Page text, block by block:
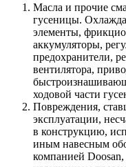
Масла и прочие
гусеницы.
элементы,
аккумуляторы,
предохранители,
вентилятора,
ходовой части
Повреждения,
эксплуатации,
в конструкцию,
иным навесным
компанией